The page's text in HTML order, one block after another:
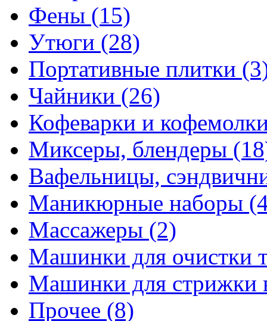
Фены (15)
Утюги (28)
Портативные плитки
Чайники (26)
Кофеварки и
Миксеры, блендеры
Вафельницы,
Маникюрные наборы
Массажеры (2)
Машинки для очистки
Машинки для стрижки
Прочее (8)